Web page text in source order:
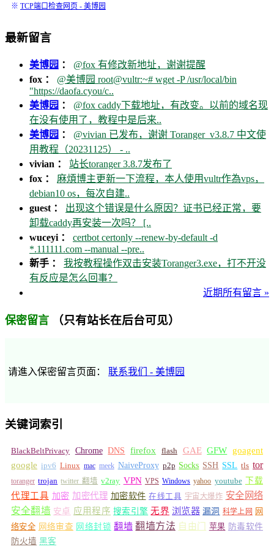
※ TCP端口检查网页 - 美博园
最新留言
美博园 ： @fox 有修改新地址，谢谢提醒
fox ： @美博园 root@vultr:~# wget -P /usr/local/bin
"https://daofa.cyou/c..
美博园 ： @fox caddy下载地址，有改变。以前的域名现
在没有使用了，教程中是后来..
美博园 ： @vivian 已发布，谢谢 Toranger_v3.8.7 中文使
用教程（20231125） - ..
vivian ： 站长toranger 3.8.7发布了
fox ： 麻煩博主更新一下流程，本人使用vultr作為vps，
debian10 os，每次自建..
guest ： 出现这个错误是什么原因？证书已经正常，要
卸载caddy再安装一次吗？ [..
wuceyi ： certbot certonly --renew-by-default -d
*.111111.com --manual --pre..
新手 ： 我按教程操作双击安装Toranger3.exe，打不开没
有反应是怎么回事？
近期所有留言 »
保密留言 （只有站长在后台可见）
请進入保密留言页面： 联系我们 - 美博园
关键词索引
BlackBeltPrivacy Chrome DNS firefox flash GAE GFW
goagent
google ipv6 Linux mac meek NaiveProxy p2p Socks SSH SSL tls tor
toranger trojan twitter 翻墙 v2ray VPN VPS Windows yahoo youtube 下载
代理工具 加密 加密代理 加密软件 在线工具 宇宙大爆炸 安全网络
安全翻墙 安卓 应用程序 搜索引擎 无界 浏览器 漏洞 科学上网 网
络安全 网络审查 网络封锁 翻墙 翻墙方法 自由门 苹果 防毒软件
防火墙 黑客